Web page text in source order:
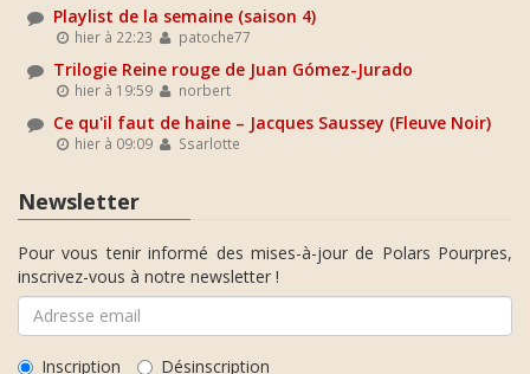
Playlist de la semaine (saison 4)
hier à 22:23 patoche77
Trilogie Reine rouge de Juan Gómez-Jurado
hier à 19:59 norbert
Ce qu'il faut de haine – Jacques Saussey (Fleuve Noir)
hier à 09:09 Ssarlotte
Newsletter
Pour vous tenir informé des mises-à-jour de Polars Pourpres,
inscrivez-vous à notre newsletter !
Inscription Désinscription